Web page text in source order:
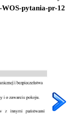
pytania-pr-12